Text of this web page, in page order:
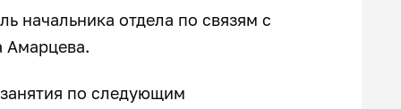
начальника отдела по связям с
Амарцева.
по следующим